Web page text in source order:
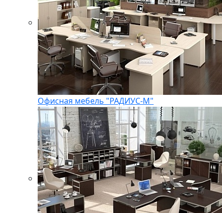
Офисная мебель "РАДИУС-М"